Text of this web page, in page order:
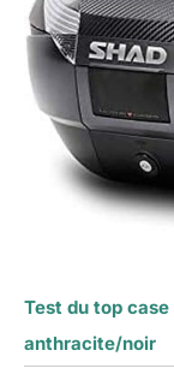
Test du top
anthracite/noir